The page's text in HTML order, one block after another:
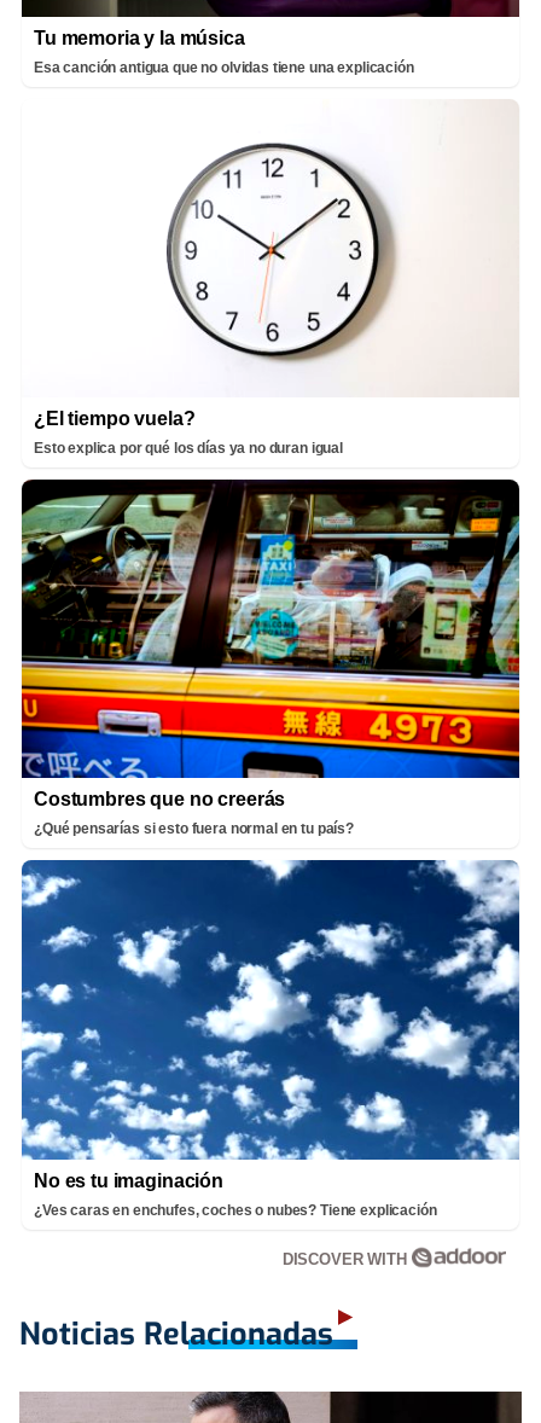
Tu memoria y la música
Esa canción antigua que no olvidas tiene una explicación
¿El tiempo vuela?
Esto explica por qué los días ya no duran igual
Costumbres que no creerás
¿Qué pensarías si esto fuera normal en tu país?
No es tu imaginación
¿Ves caras en enchufes, coches o nubes? Tiene explicación
DISCOVER WITH
Noticias Relacionadas